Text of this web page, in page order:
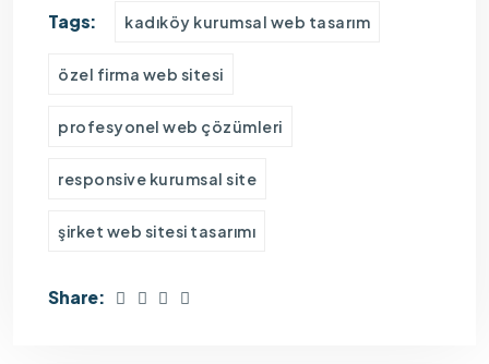
Tags: kadıköy kurumsal web tasarım
özel firma web sitesi
profesyonel web çözümleri
responsive kurumsal site
şirket web sitesi tasarımı
Share: